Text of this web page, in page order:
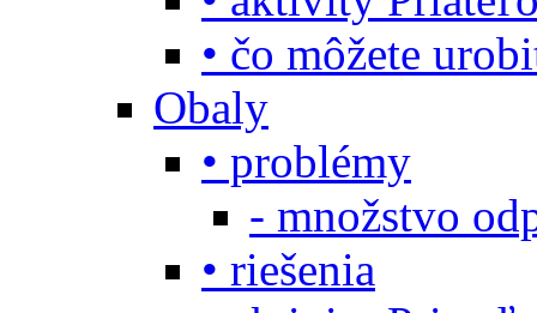
• čo môžete
Obaly
• problémy
- množstvo
• riešenia